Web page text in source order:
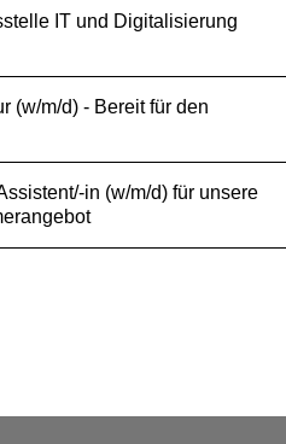
IT und Digitalisierung
(w/m/d) - Bereit für den
in (w/m/d) für unsere